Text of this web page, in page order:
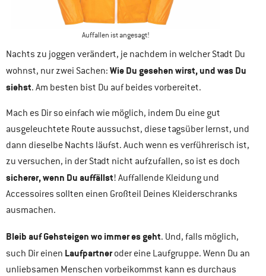
Auffallen ist angesagt!
Nachts zu joggen verändert, je nachdem in welcher Stadt Du
wohnst, nur zwei Sachen: Wie Du gesehen wirst, und was Du
siehst. Am besten bist Du auf beides vorbereitet.
Mach es Dir so einfach wie möglich, indem Du eine gut
ausgeleuchtete Route aussuchst, diese tagsüber lernst, und
dann dieselbe Nachts läufst. Auch wenn es verführerisch ist,
zu versuchen, in der Stadt nicht aufzufallen, so ist es doch
sicherer, wenn Du auffällst! Auffallende Kleidung und
Accessoires sollten einen Großteil Deines Kleiderschranks
ausmachen.
Bleib auf Gehsteigen wo immer es geht. Und, falls möglich,
such Dir einen Laufpartneroder eine Laufgruppe. Wenn Du an
unliebsamen Menschen vorbeikommst kann es durchaus